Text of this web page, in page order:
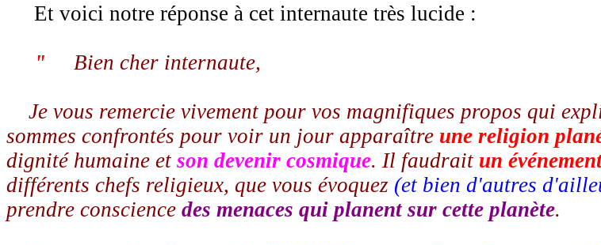
Et voici notre réponse à cet internaute très lucide :
" Bien cher internaute,
Je vous remercie vivement pour vos magnifiques propos qui
sommes confrontés pour voir un jour apparaître une religion
dignité humaine et son devenir cosmique. Il faudrait un
différents chefs religieux, que vous évoquez (et bien d'autres
prendre conscience des menaces qui planent sur cette planète.